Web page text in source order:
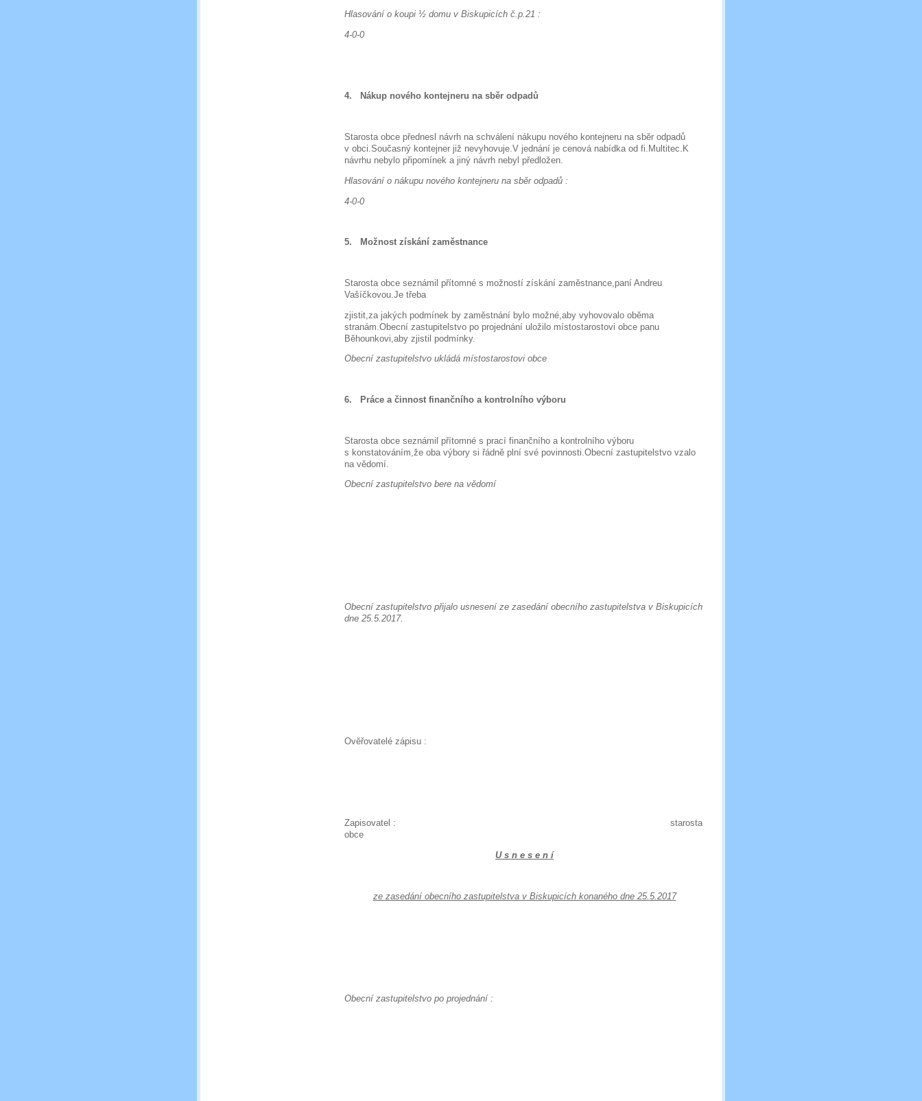
Hlasování o koupi ½ domu v Biskupicích č.p.21 :
4-0-0
4. Nákup nového kontejneru na sběr odpadů
Starosta obce přednesl návrh na schválení nákupu nového kontejneru na sběr odpadů
v obci.Současný kontejner již nevyhovuje.V jednání je cenová nabídka od fi.Multitec.K
návrhu nebylo připomínek a jiný návrh nebyl předložen.
Hlasování o nákupu nového kontejneru na sběr odpadů :
4-0-0
5. Možnost získání zaměstnance
Starosta obce seznámil přítomné s možností získání zaměstnance,paní Andreu
Vašíčkovou.Je třeba
zjistit,za jakých podmínek by zaměstnání bylo možné,aby vyhovovalo oběma
stranám.Obecní zastupitelstvo po projednání uložilo místostarostovi obce panu
Běhounkovi,aby zjistil podmínky.
Obecní zastupitelstvo ukládá místostarostovi obce
6. Práce a činnost finančního a kontrolního výboru
Starosta obce seznámil přítomné s prací finančního a kontrolního výboru
s konstatováním,že oba výbory si řádně plní své povinnosti.Obecní zastupitelstvo vzalo
na vědomí.
Obecní zastupitelstvo bere na vědomí
Obecní zastupitelstvo přijalo usnesení ze zasedání obecního zastupitelstva v Biskupicích
dne 25.5.2017.
Ověřovatelé zápisu :
Zapisovatel : starosta
obce
U s n e s e n í
ze zasedání obecního zastupitelstva v Biskupicích konaného dne 25.5.2017
Obecní zastupitelstvo po projednání :